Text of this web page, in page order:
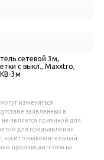
сетевой 3м,
с выкл., Maxxtro,
3м
изменяться
заявленных в
является причиной для
для предъявления
носит ознакомительный
производителем на